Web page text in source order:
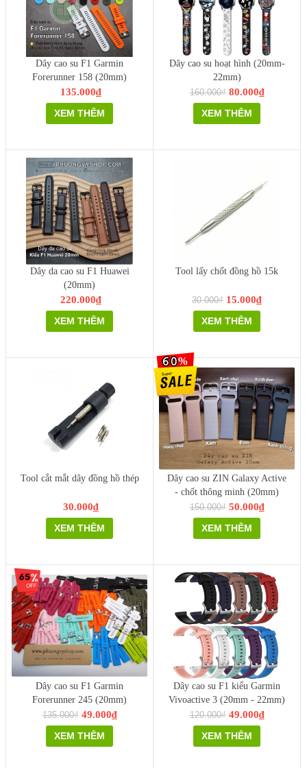
Dây cao su F1 Garmin
Forerunner 158 (20mm)
135.000₫
XEM THÊM
Dây cao su hoạt hình (20mm-
22mm)
160.000₫ 80.000₫
XEM THÊM
Dây da cao su F1 Huawei
(20mm)
220.000₫
XEM THÊM
Tool lấy chốt đồng hồ 15k
30.000₫ 15.000₫
XEM THÊM
Tool cắt mắt dây đồng hồ thép
30.000₫
XEM THÊM
Dây cao su ZIN Galaxy Active
- chốt thông minh (20mm)
150.000₫ 50.000₫
XEM THÊM
Dây cao su F1 Garmin
Forerunner 245 (20mm)
135.000₫ 49.000₫
XEM THÊM
Dây cao su F1 kiểu Garmin
Vivoactive 3 (20mm - 22mm)
120.000₫ 49.000₫
XEM THÊM